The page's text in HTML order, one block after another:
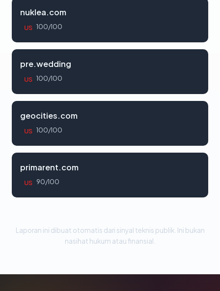
nuklea.com
US 100/100
pre.wedding
US 100/100
geocities.com
US 100/100
primarent.com
US 90/100
Laporan ini dibuat otomatis dari sinyal teknis publik. Ini bukan
nasihat hukum atau finansial.